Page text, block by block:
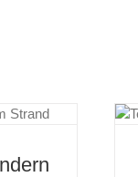
wieder